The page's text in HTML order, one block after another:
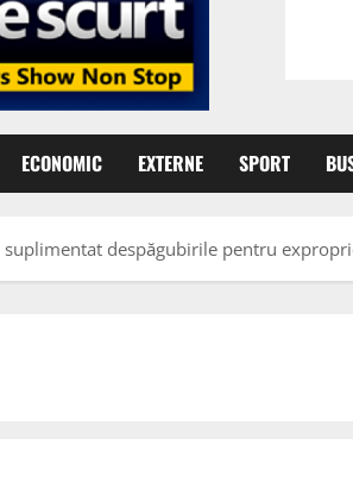
ECONOMIC EXTERNE SPORT
suplimentat despăgubirile pentru